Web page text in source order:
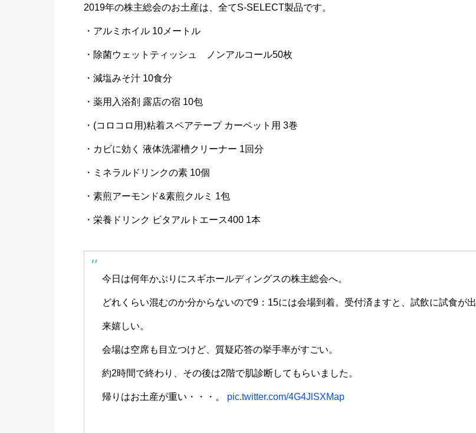
2019年の株主総会のお土産は、全てS-SELECT製品です。
・アルミホイル 10メートル
・除菌ウェットティッシュ ノンアルコール50枚
・減塩みそ汁 10食分
・薬用入浴剤 露店の宿 10包
・(コロコロ用)粘着スペアテープ カーペット用 3巻
・カビに効く 液体洗濯槽クリーナー 1回分
・ミネラルドリンクの素 10個
・素煎アーモンド&素煎クルミ 1包
・栄養ドリンク ビタアルトエース400 1本
今日は何年かぶりにスギホールディングスの株主総会へ。
どれくらい混むのか分からないので9：15には会場到着。受付済ますと、試飲に試食が出
来嬉しい。
会場は空席も目立つけど、質疑応答の挙手率がすごい。
約2時間で終わり、その後は2階で肌診断してもらいました。
帰りはお土産が重い・・・。 pic.twitter.com/4G4JlSXMap